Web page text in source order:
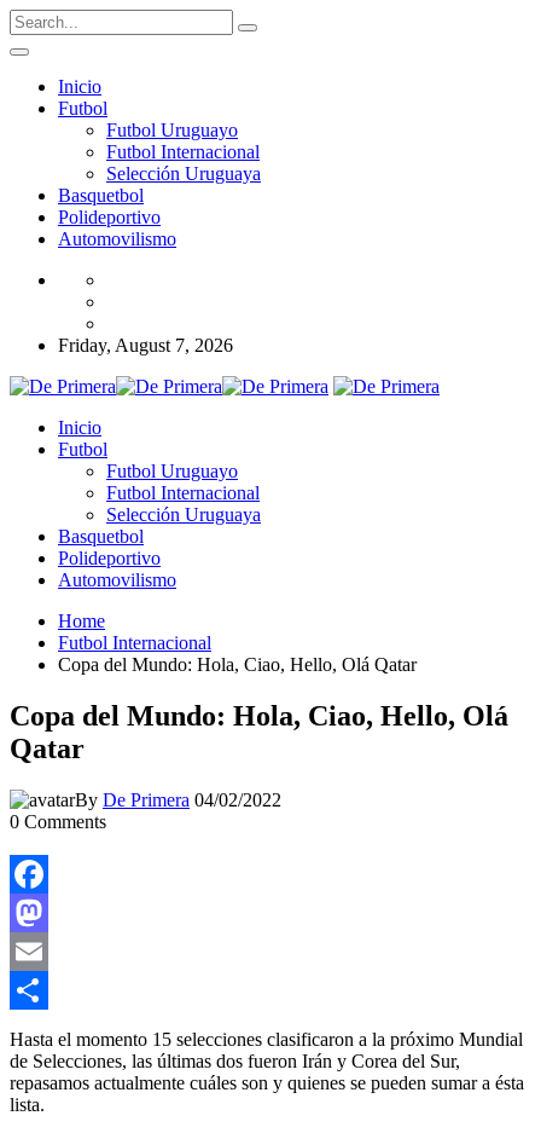
Inicio
Futbol
Futbol Uruguayo
Futbol Internacional
Selección Uruguaya
Basquetbol
Polideportivo
Automovilismo
Friday, August 7, 2026
Inicio
Futbol
Futbol Uruguayo
Futbol Internacional
Selección Uruguaya
Basquetbol
Polideportivo
Automovilismo
Home
Futbol Internacional
Copa del Mundo: Hola, Ciao, Hello, Olá Qatar
Copa del Mundo: Hola, Ciao, Hello, Olá
Qatar
By De Primera 04/02/2022
0 Comments
Facebook
Mastodon
Email
Compartir
Hasta el momento 15 selecciones clasificaron a la próximo Mundial
de Selecciones, las últimas dos fueron Irán y Corea del Sur,
repasamos actualmente cuáles son y quienes se pueden sumar a ésta
lista.